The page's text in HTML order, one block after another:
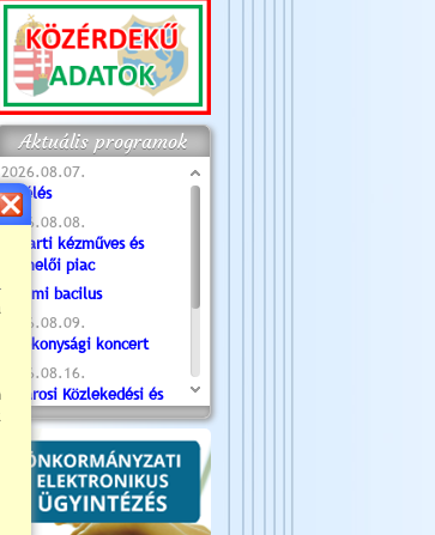
Aktuális programok
2026.08.07.
Túlélés
2026.08.08.
Tóparti kézműves és
termelői piac
Valami bacilus
2026.08.09.
Jótékonysági koncert
2026.08.16.
Újvárosi Közlekedési és
Sportnap
2026.08.19.
Ceglédi fotóklub kiállítás
2026.08.20.
Szent István Ünnepe